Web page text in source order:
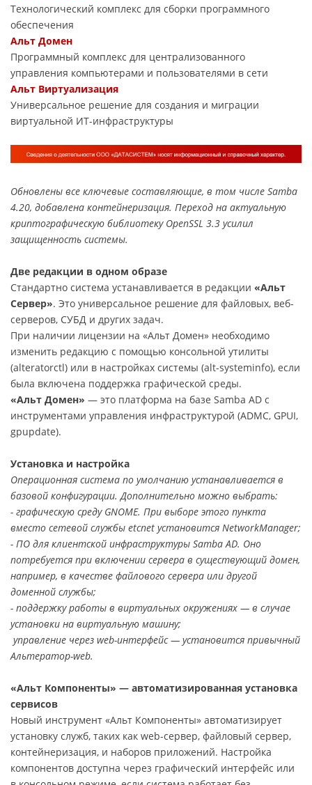
Технологический комплекс для сборки программного
обеспечения
Альт Домен
Программный комплекс для централизованного
управления компьютерами и пользователями в сети
Альт Виртуализация
Универсальное решение для создания и миграции
виртуальной ИТ-инфраструктуры
Обновлены все ключевые составляющие, в том числе Samba
4.20, добавлена контейнеризация. Переход на актуальную
криптографическую библиотеку OpenSSL 3.3 усилил
защищенность системы.
Две редакции в одном образе
Стандартно система устанавливается в редакции «Альт
Сервер». Это универсальное решение для файловых, веб-
серверов, СУБД и других задач.
При наличии лицензии на «Альт Домен» необходимо
изменить редакцию с помощью консольной утилиты
(alteratorctl) или в настройках системы (alt-systeminfo), если
была включена поддержка графической среды.
«Альт Домен» — это платформа на базе Samba AD с
инструментами управления инфраструктурой (ADMC, GPUI,
gpupdate).
Установка и настройка
Операционная система по умолчанию устанавливается в
базовой конфигурации. Дополнительно можно выбрать:
- графическую среду GNOME. При выборе этого пункта
вместо сетевой службы etcnet установится NetworkManager;
- ПО для клиентской инфраструктуры Samba AD. Оно
потребуется при включении сервера в существующий домен,
например, в качестве файлового сервера или другой
доменной службы;
- поддержку работы в виртуальных окружениях — в случае
установки на виртуальную машину;
управление через web-интерфейс — установится привычный
Альтератор-web.
«Альт Компоненты» — автоматизированная установка
сервисов
Новый инструмент «Альт Компоненты» автоматизирует
установку служб, таких как web-сервер, файловый сервер,
контейнеризация, и наборов приложений. Настройка
компонентов доступна через графический интерфейс или